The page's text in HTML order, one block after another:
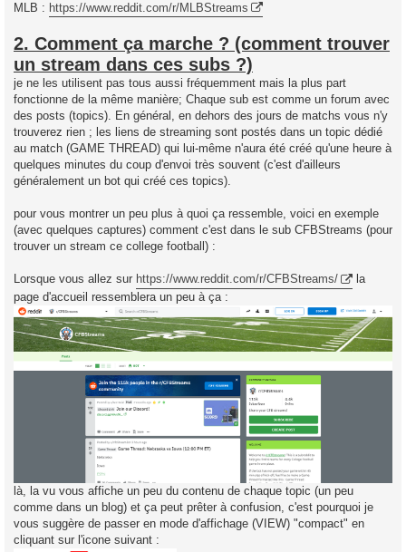
MLB : https://www.reddit.com/r/MLBStreams
2. Comment ça marche ? (comment trouver
un stream dans ces subs ?)
je ne les utilisent pas tous aussi fréquemment mais la plus part
fonctionne de la même manière; Chaque sub est comme un forum avec
des posts (topics). En général, en dehors des jours de matchs vous n'y
trouverez rien ; les liens de streaming sont postés dans un topic dédié
au match (GAME THREAD) qui lui-même n'aura été créé qu'une heure à
quelques minutes du coup d'envoi très souvent (c'est d'ailleurs
généralement un bot qui créé ces topics).
pour vous montrer un peu plus à quoi ça ressemble, voici en exemple
(avec quelques captures) comment c'est dans le sub CFBStreams (pour
trouver un stream ce college football) :
Lorsque vous allez sur https://www.reddit.com/r/CFBStreams/
la
page d'accueil ressemblera un peu à ça :
là, la vu vous affiche un peu du contenu de chaque topic (un peu
comme dans un blog) et ça peut prêter à confusion, c'est pourquoi je
vous suggère de passer en mode d'affichage (VIEW) "compact" en
cliquant sur l'icone suivant :